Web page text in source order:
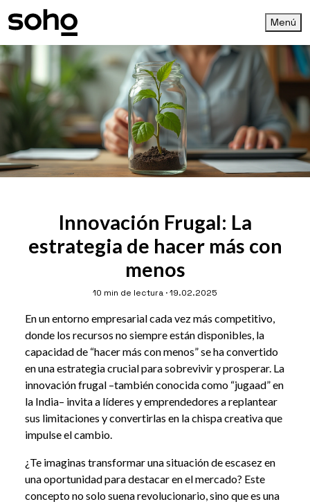
Menú
Innovación Frugal: La
estrategia de hacer más con
menos
10 min de lectura · 19.02.2025
En un entorno empresarial cada vez más competitivo,
donde los recursos no siempre están disponibles, la
capacidad de “hacer más con menos” se ha convertido
en una estrategia crucial para sobrevivir y prosperar. La
innovación frugal –también conocida como “jugaad” en
la India– invita a líderes y emprendedores a replantear
sus limitaciones y convertirlas en la chispa creativa que
impulse el cambio.
¿Te imaginas transformar una situación de escasez en
una oportunidad para destacar en el mercado? Este
concepto no solo suena revolucionario, sino que es una